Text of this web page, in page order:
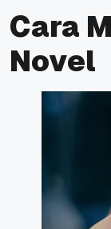
Cara
Novel